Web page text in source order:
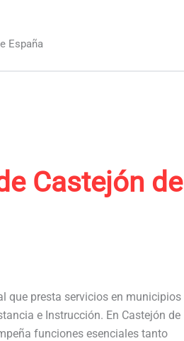
España
Castejón de
que presta servicios en municipios
e Instrucción. En Castejón de
funciones esenciales tanto